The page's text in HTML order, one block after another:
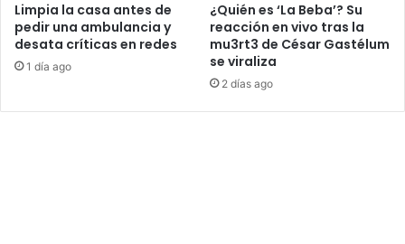
Limpia la casa antes de
pedir una ambulancia y
desata críticas en redes
1 día ago
¿Quién es ‘La Beba’? Su
reacción en vivo tras la
mu3rt3 de César Gastélum
se viraliza
2 días ago